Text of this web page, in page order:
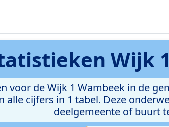
Wijk
voor de Wijk 1 Wambeek in de
cijfers in 1 tabel. Deze
deelgemeente of buurt